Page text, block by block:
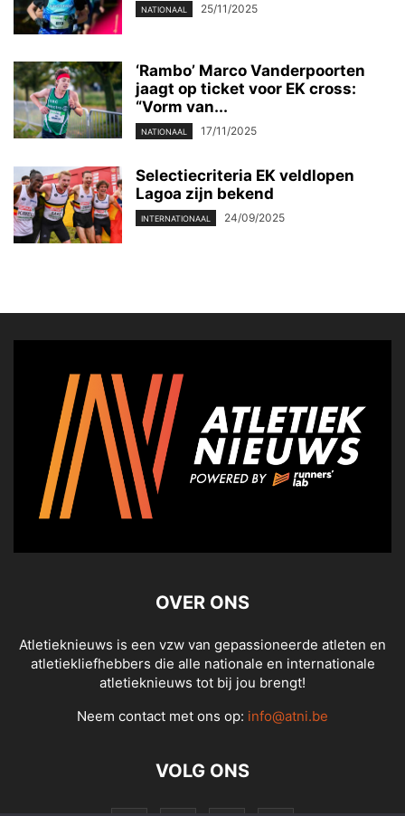
NATIONAAL 25/11/2025
‘Rambo’ Marco Vanderpoorten
jaagt op ticket voor EK cross:
“Vorm van...
NATIONAAL 17/11/2025
Selectiecriteria EK veldlopen
Lagoa zijn bekend
INTERNATIONAAL 24/09/2025
OVER ONS
Atletieknieuws is een vzw van gepassioneerde atleten en
atletiekliefhebbers die alle nationale en internationale
atletieknieuws tot bij jou brengt!
Neem contact met ons op: info@atni.be
VOLG ONS